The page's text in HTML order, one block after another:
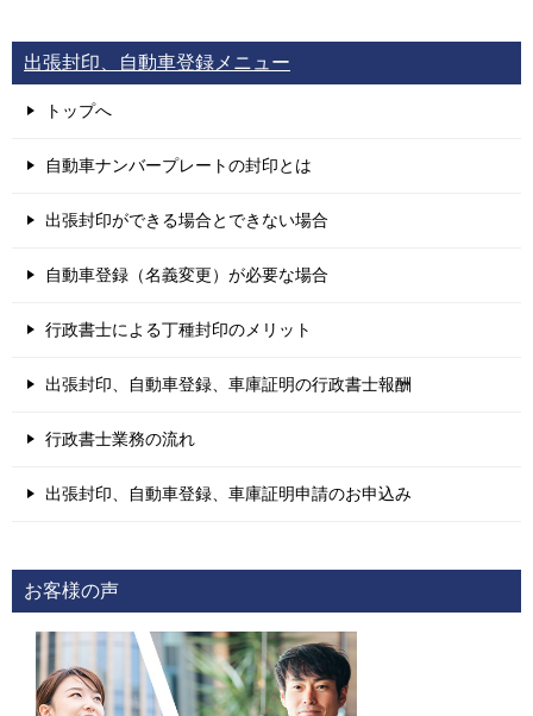
出張封印、自動車登録メニュー
トップへ
自動車ナンバープレートの封印とは
出張封印ができる場合とできない場合
自動車登録（名義変更）が必要な場合
行政書士による丁種封印のメリット
出張封印、自動車登録、車庫証明の行政書士報酬
行政書士業務の流れ
出張封印、自動車登録、車庫証明申請のお申込み
お客様の声